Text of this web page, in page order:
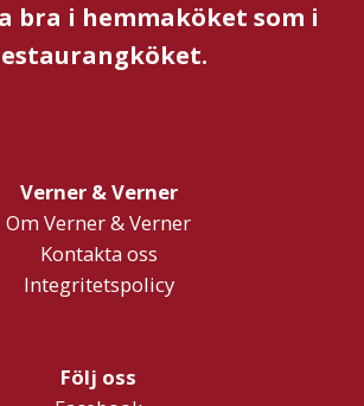
bra i hemmaköket som i
Verner & Verner
Om Verner & Verner
Kontakta oss
Integritetspolicy
Följ oss